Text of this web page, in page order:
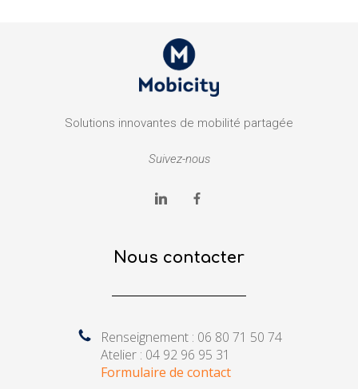
Solutions innovantes de mobilité partagée
Suivez-nous
Nous contacter
Renseignement : 06 80 71 50 74
Atelier : 04 92 96 95 31
Formulaire de contact